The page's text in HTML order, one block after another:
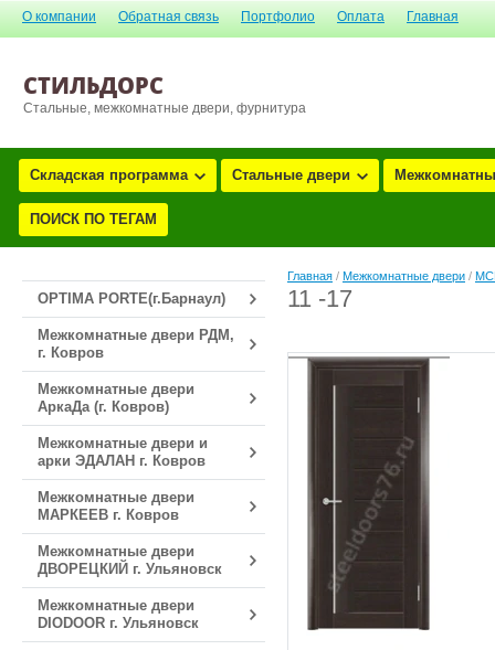
О компании Обратная связь Портфолио Оплата Главная
СТИЛЬДОРС
Стальные, межкомнатные двери, фурнитура
Складская программа Стальные двери
ПОИСК ПО ТЕГАМ
OPTIMA PORTE(г.Барнаул)
Межкомнатные двери РДМ,
г. Ковров
Межкомнатные двери
АркаДа (г. Ковров)
Межкомнатные двери и
арки ЭДАЛАН г. Ковров
Межкомнатные двери
МАРКЕЕВ г. Ковров
Межкомнатные двери
ДВОРЕЦКИЙ г. Ульяновск
Межкомнатные двери
DIODOOR г. Ульяновск
Главная / Межкомнатные двери /
11 -17